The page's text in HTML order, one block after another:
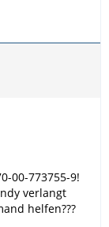
00-773755-9!
verlangt
helfen???